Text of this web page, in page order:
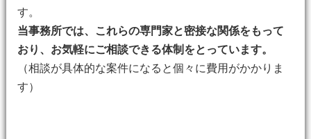
す。
当事務所では、これらの専門家と密接な関係をもって
おり、お気軽にご相談できる体制をとっています。
（相談が具体的な案件になると個々に費用がかかりま
す）